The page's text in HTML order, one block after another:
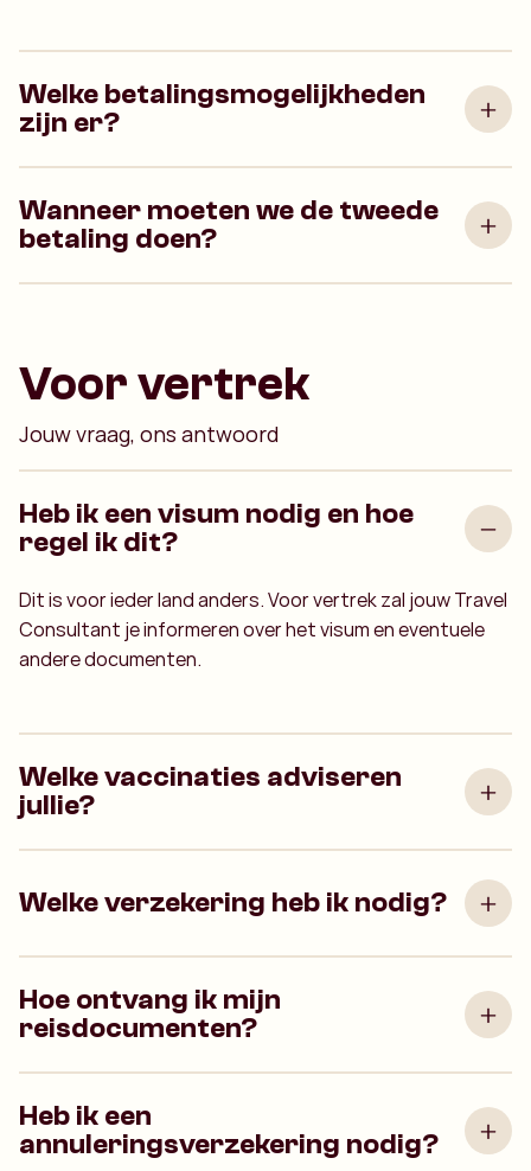
Welke betalingsmogelijkheden
zijn er?
Wanneer moeten we de tweede
betaling doen?
Voor vertrek
Jouw vraag, ons antwoord
Heb ik een visum nodig en hoe
regel ik dit?
Dit is voor ieder land anders. Voor vertrek zal jouw Travel
Consultant je informeren over het visum en eventuele
andere documenten.
Welke vaccinaties adviseren
jullie?
Welke verzekering heb ik nodig?
Hoe ontvang ik mijn
reisdocumenten?
Heb ik een
annuleringsverzekering nodig?